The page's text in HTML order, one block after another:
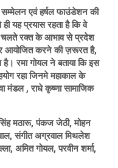
सम्मेलन एवं हर्षल फाउंडेशन की
यह प्रयास रहता है कि वे
चलते रक्त के आभाव से प्रदेश
आयोजित करने की ज़रूरत है,
रमा गोयल ने बताया कि इस
रहा जिनमे महाकाल के
मंडल , राधे कृष्णा सामाजिक
मठारू, पंकज जेठी, मोहन
संगीत अग्रवाल मिथलेश
अमित गोयल, परवीन शर्मा,